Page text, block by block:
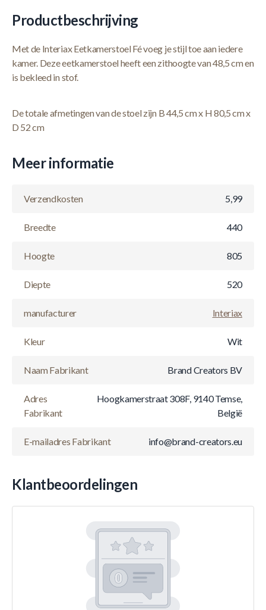
Productbeschrijving
Met de Interiax Eetkamerstoel Fé voeg je stijl toe aan iedere
kamer. Deze eetkamerstoel heeft een zithoogte van 48,5 cm en
is bekleed in stof.
De totale afmetingen van de stoel zijn B 44,5 cm x H 80,5 cm x
D 52 cm
Meer informatie
Verzendkosten 5,99
Breedte 440
Hoogte 805
Diepte 520
manufacturer Interiax
Kleur Wit
Naam Fabrikant Brand Creators BV
Adres
Fabrikant
Hoogkamerstraat 308F, 9140 Temse,
België
E-mailadres Fabrikant info@brand-creators.eu
Klantbeoordelingen